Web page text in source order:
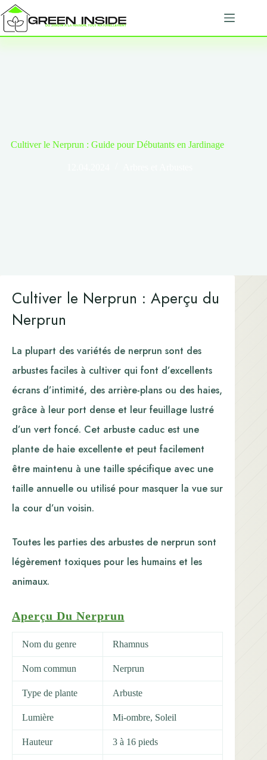
Passer
au
contenu
Cultiver le Nerprun : Guide pour Débutants en Jardinage
Cultiver le Nerprun : Aperçu du
Nerprun
La plupart des variétés de nerprun sont des
arbustes faciles à cultiver qui font d’excellents
écrans d’intimité, des arrière-plans ou des haies,
grâce à leur port dense et leur feuillage lustré
d’un vert foncé. Cet arbuste caduc est une
plante de haie excellente et peut facilement
être maintenu à une taille spécifique avec une
taille annuelle ou utilisé pour masquer la vue sur
la cour d’un voisin.
Toutes les parties des arbustes de nerprun sont
légèrement toxiques pour les humains et les
animaux.
Aperçu Du Nerprun
Nom du genre Rhamnus
Nom commun Nerprun
Type de plante Arbuste
Lumière Mi-ombre, Soleil
Hauteur 3 à 16 pieds